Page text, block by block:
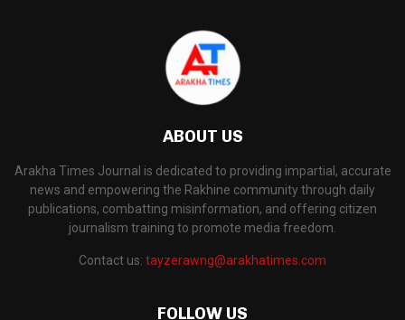
ABOUT US
Arakha Times Journal is dedicated to providing impartial, accurate
news and empowering the Rakhine community through daily
publications, combatting misinformation, and offering citizen
journalism training to promote media freedom.
Contact us: tayzerawng@arakhatimes.com
FOLLOW US